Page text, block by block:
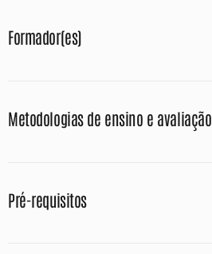
Formador(es)
Metodologias de ensino e avaliação
Pré-requisitos